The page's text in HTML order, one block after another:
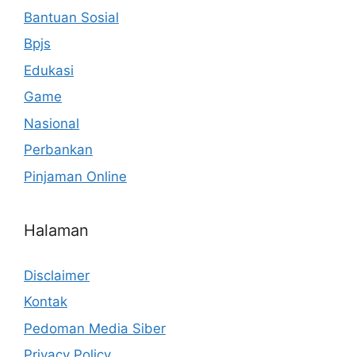
Bantuan Sosial
Bpjs
Edukasi
Game
Nasional
Perbankan
Pinjaman Online
Halaman
Disclaimer
Kontak
Pedoman Media Siber